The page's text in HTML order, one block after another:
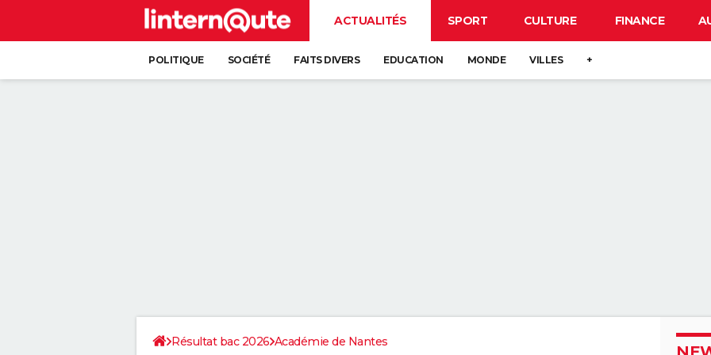
ACTUALITÉS SPORT CULTURE FINANCE
POLITIQUE SOCIÉTÉ FAITS DIVERS EDUCATION MONDE VILLES +
Résultat bac 2026 Académie de Nantes